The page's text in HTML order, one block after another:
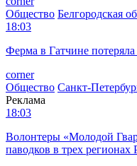
Общество Белгородская
18:03
Ферма в Гатчине
corner
Общество Санкт-
Реклама
18:03
Волонтеры «Молодой
паводков в трех регионах